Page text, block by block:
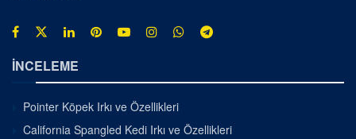
İNCELEME
Pointer Köpek Irkı ve Özellikleri
California Spangled Kedi Irkı ve Özellikleri